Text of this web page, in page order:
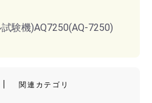
験機)AQ7250(AQ-7250)
関連カテゴリ